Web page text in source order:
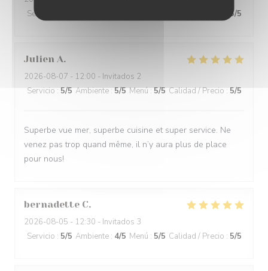
Servicio
5/5
Julien A
2026-08-07 - 12:00 - Invitados 2
Servicio:5/5 Ambiente:5/5 Menú:5/5 Calidad / Precio : 5/5
Superbe vue mer, superbe cuisine et super service. Ne
venez pas trop quand même, il n’y aura plus de place
pour nous!
bernadette C
2026-08-05 - 12:30 - Invitados 3
Servicio : 5/5 Ambiente : 4/5 Menú : 5/5 Calidad / Precio : 5/5